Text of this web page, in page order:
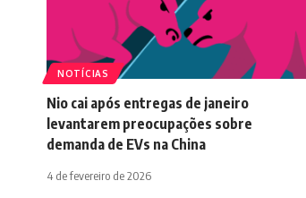
NOTÍCIAS
Nio cai após entregas de janeiro
levantarem preocupações sobre
demanda de EVs na China
4 de fevereiro de 2026